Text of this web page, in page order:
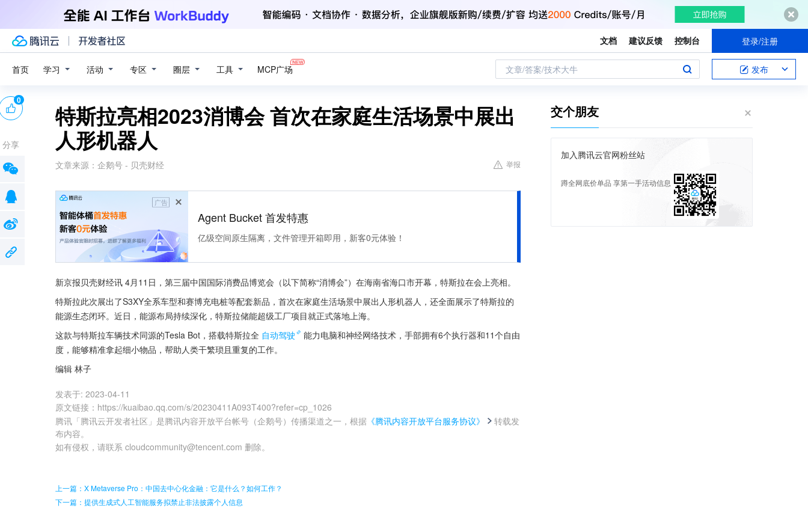
文档 建议反馈 控制台 登录/注册
首页 学习 活动 专区 圈层 工具 MCP广场 文章/答案/技术大牛 发布
特斯拉亮相2023消博会 首次在家庭生活场景中展出
人形机器人
文章来源： 企鹅号 - 贝壳财经 举报
广告
Agent Bucket 首发特惠
亿级空间原生隔离，文件管理开箱即用，新客0元体验！
新京报贝壳财经讯 4月11日，第三届中国国际消费品博览会（以下简称“消博会”）在海南省海口市开幕，特斯拉在会上亮相。
特斯拉此次展出了S3XY全系车型和赛博充电桩等配套新品，首次在家庭生活场景中展出人形机器人，还全面展示了特斯拉的
能源生态闭环。近日，能源布局持续深化，特斯拉储能超级工厂项目就正式落地上海。
这款与特斯拉车辆技术同源的Tesla Bot，搭载特斯拉全 自动驾驶
能力电脑和神经网络技术，手部拥有6个执行器和11个自由
度，能够精准拿起细小物品，帮助人类干繁琐且重复的工作。
编辑 林子
发表于: 2023-04-11
原文链接 ： https://kuaibao.qq.com/s/20230411A093T400?refer=cp_1026
腾讯「腾讯云开发者社区」是腾讯内容开放平台帐号（企鹅号）传播渠道之一，根据 《腾讯内容开放平台服务协议》
转载发
布内容。
如有侵权，请联系 cloudcommunity@tencent.com 删除。
0
分享
上一篇：X Metaverse Pro：中国去中心化金融：它是什么？如何工作？
下一篇：提供生成式人工智能服务拟禁止非法披露个人信息
交个朋友
加入腾讯云官网粉丝站
蹲全网底价单品 享第一手活动信息